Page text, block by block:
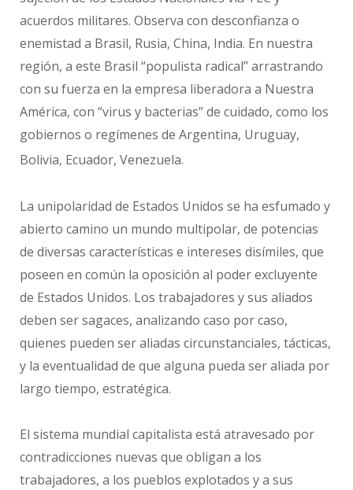
acuerdos militares. Observa con desconfianza o
enemistad a Brasil, Rusia, China, India. En nuestra
región, a este Brasil “populista radical” arrastrando
con su fuerza en la empresa liberadora a Nuestra
América, con “virus y bacterias” de cuidado, como los
gobiernos o regímenes de Argentina, Uruguay,
Bolivia, Ecuador, Venezuela.
La unipolaridad de Estados Unidos se ha esfumado y
abierto camino un mundo multipolar, de potencias
de diversas características e intereses disímiles, que
poseen en común la oposición al poder excluyente
de Estados Unidos. Los trabajadores y sus aliados
deben ser sagaces, analizando caso por caso,
quienes pueden ser aliadas circunstanciales, tácticas,
y la eventualidad de que alguna pueda ser aliada por
largo tiempo, estratégica.
El sistema mundial capitalista está atravesado por
contradicciones nuevas que obligan a los
trabajadores, a los pueblos explotados y a sus